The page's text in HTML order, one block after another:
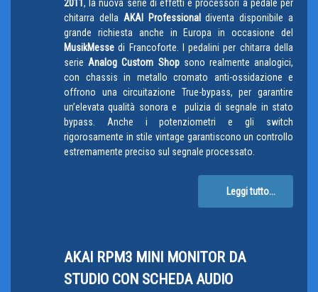
2011 , la nuova serie di effetti e processori a pedale per
chitarra della AKAI Professional diventa disponibile a
grande richiesta anche in Europa in occasione del
MusikMesse di Francoforte. I pedalini per chitarra della
serie Analog Custom Shopsono realmente analogici,
con chassis in metallo cromato anti-ossidazione e
offrono una circuitazione True-bypass, per garantire
un’elevata qualità sonora e pulizia di segnale in stato
bypass. Anche i potenziometri e gli switch
rigorosamente in stile vintage garantiscono un controllo
estremamente preciso sul segnale processato.
Leggi tutto...
AKAI RPM3 MINI MONITOR DA
STUDIO CON SCHEDA AUDIO